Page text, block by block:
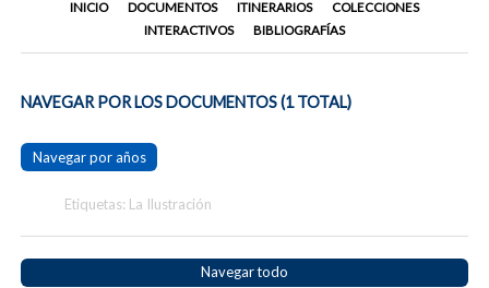
INICIO DOCUMENTOS ITINERARIOS
COLECCIONES
INTERACTIVOS
BIBLIOGRAFÍAS
NAVEGAR POR LOS DOCUMENTOS (1 TOTAL)
Navegar por años
Etiquetas: La Ilustración
Navegar todo